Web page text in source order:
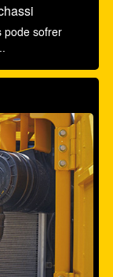
pode sofrer